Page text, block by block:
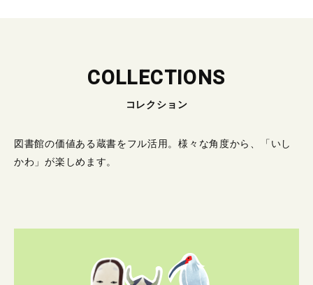
COLLECTIONS
コレクション
図書館の価値ある蔵書をフル活用。様々な角度から、「いし
かわ」が楽しめます。